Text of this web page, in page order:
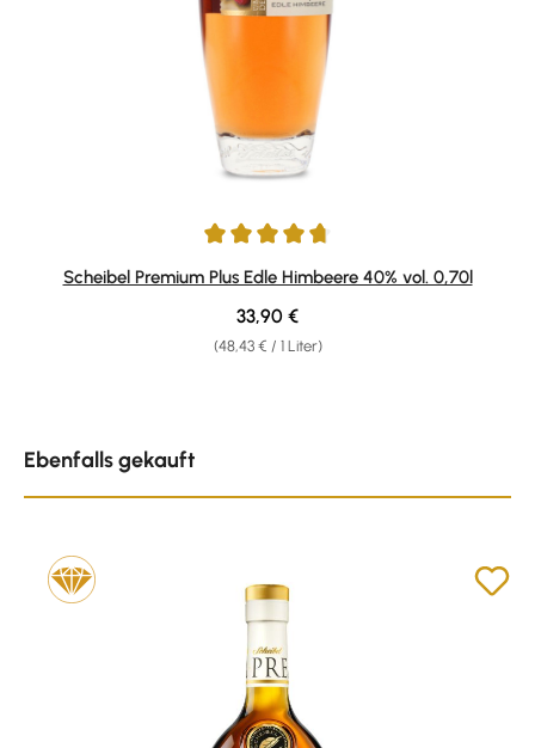
Durchschnittliche Bewertung von 4.82 von 5 Sternen
Scheibel Premium Plus Edle Himbeere 40% vol. 0,70l
(48,43 € / 1 Liter)
Regulärer Preis:
33,90 €
Ebenfalls gekauft